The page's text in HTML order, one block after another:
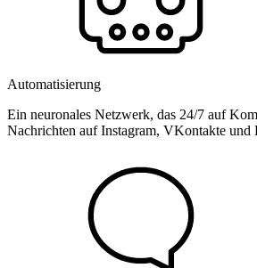
Automatisierung
Ein neuronales Netzwerk, das 24/7 auf
Nachrichten auf Instagram, VKontakte und